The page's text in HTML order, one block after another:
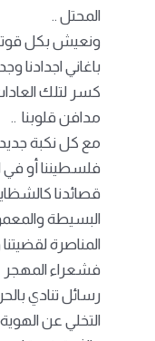
المحتل ..
ونعيش بكل قوتنا
باغاني اجدادنا
كسر لتلك
مدافن قلوبنا ..
مع كل نكبة
فلسطيننا أو في
قصائدنا
البسيطة
المناصرة
فشعراء المهجر
رسائل تنادي
التخلي عن